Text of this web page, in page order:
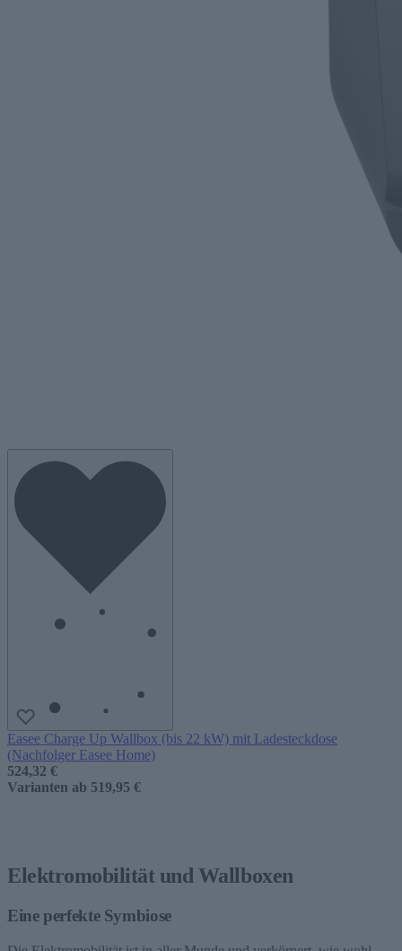
Easee Charge Up Wallbox (bis 22 kW) mit Ladesteckdose
(Nachfolger Easee Home)
524,32 €
Varianten ab 519,95 €
Elektromobilität und Wallboxen
Eine perfekte Symbiose